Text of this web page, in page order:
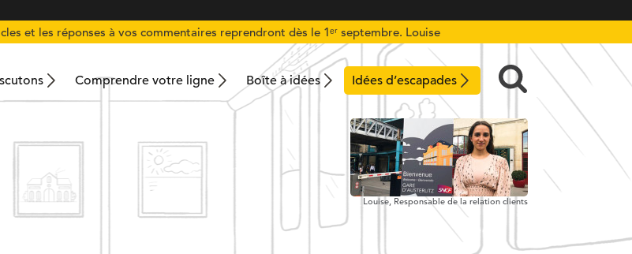
et les réponses à vos commentaires reprendront dès le 1ᵉʳ septembre. Louise
Comprendre votre ligne Boîte à idées Idées d’escapades
Louise, Responsable de la relation clients